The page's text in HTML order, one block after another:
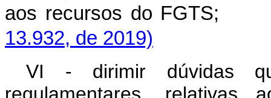
aos recursos do
13.932, de 2019)
VI - dirimir dúvidas